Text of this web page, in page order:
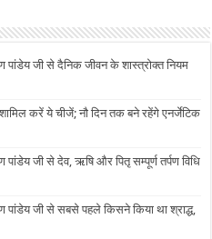
पांडेय जी से दैनिक जीवन के शास्त्रोक्त नियम
करें ये चीजें; नौ दिन तक बने रहेंगे एनर्जेटिक
पांडेय जी से देव, ऋषि और पितृ सम्पूर्ण तर्पण विधि
पांडेय जी से सबसे पहले किसने किया था श्राद्ध,